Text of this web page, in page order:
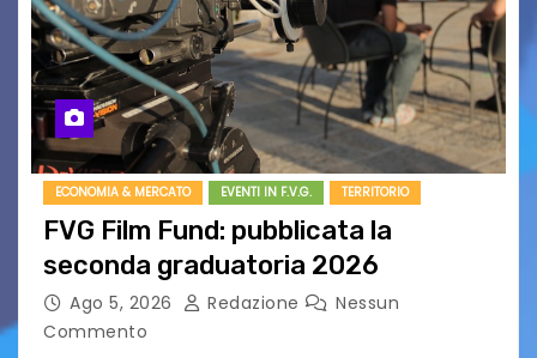
ECONOMIA & MERCATO EVENTI IN F.V.G. TERRITORIO
FVG Film Fund: pubblicata la
seconda graduatoria 2026
Ago 5, 2026 Redazione
Nessun
Commento